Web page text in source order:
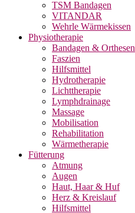
TSM Bandagen
VITANDAR
Wehrle Wärmekissen
Physiotherapie
Bandagen & Orthesen
Faszien
Hilfsmittel
Hydrotherapie
Lichttherapie
Lymphdrainage
Massage
Mobilisation
Rehabilitation
Wärmetherapie
Fütterung
Atmung
Augen
Haut, Haar & Huf
Herz & Kreislauf
Hilfsmittel